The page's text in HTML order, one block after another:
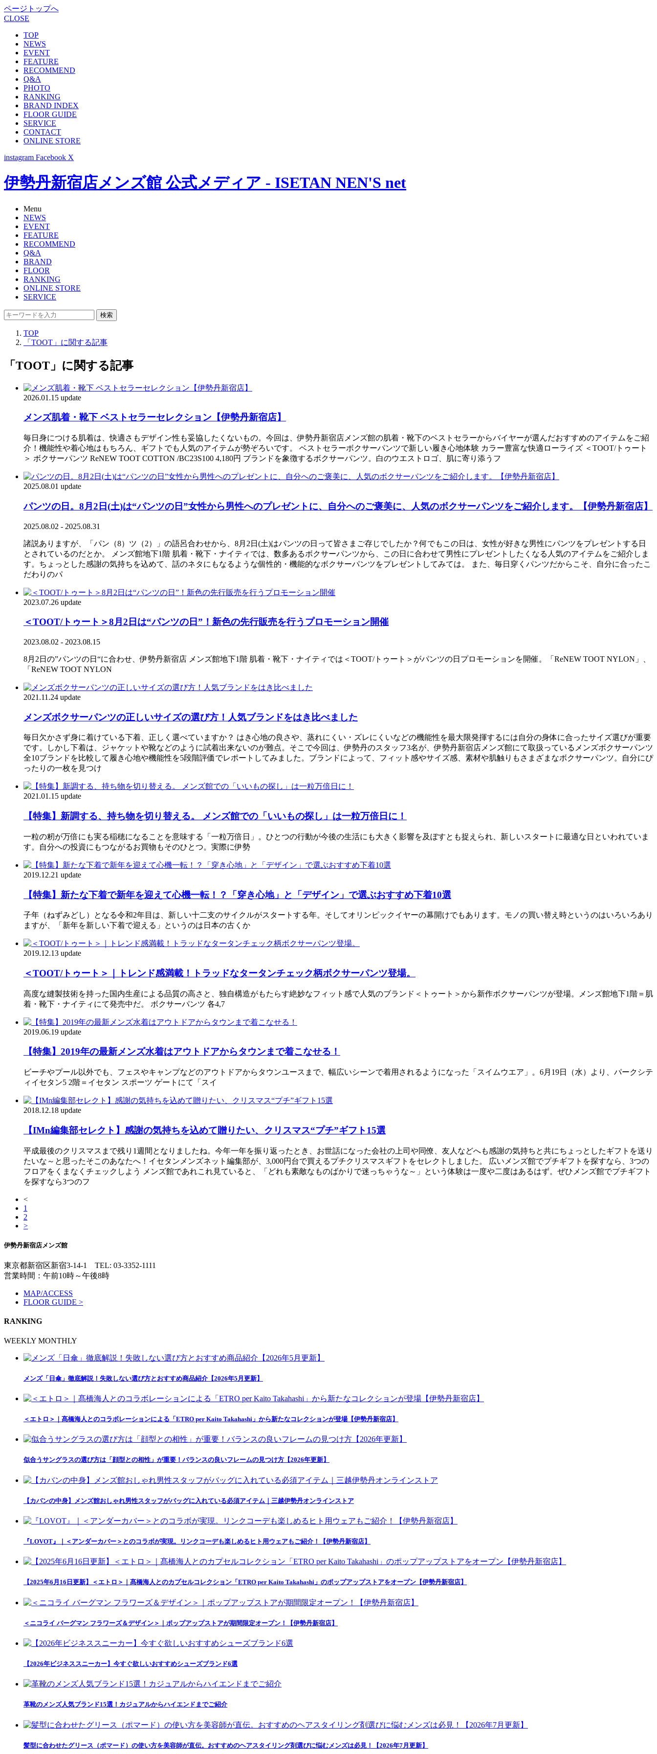
ページトップへ
CLOSE
TOP
NEWS
EVENT
FEATURE
RECOMMEND
Q&A
PHOTO
RANKING
BRAND INDEX
FLOOR GUIDE
SERVICE
CONTACT
ONLINE STORE
instagram Facebook X
伊勢丹新宿店メンズ館 公式メディア - ISETAN NEN'S net
Menu
NEWS
EVENT
FEATURE
RECOMMEND
Q&A
BRAND
FLOOR
RANKING
ONLINE STORE
SERVICE
検索
TOP
「TOOT」に関する記事
「TOOT」に関する記事
2026.01.15 update
メンズ肌着・靴下 ベストセラーセレクション【伊勢丹新宿店】
毎日身につける肌着は、快適さもデザイン性も妥協したくないもの。今回は、伊勢丹新宿店メンズ館の肌着・靴下のベストセラーからバイヤーが選んだおすすめのアイテムをご紹
介！機能性や着心地はもちろん、ギフトでも人気のアイテムが勢ぞろいです。 ベストセラーボクサーパンツで新しい履き心地体験 カラー豊富な快適ローライズ ＜TOOT/トゥート
＞ ボクサーパンツ ReNEW TOOT COTTON /BC23S100 4,180円 ブランドを象徴するボクサーパンツ。白のウエストロゴ、肌に寄り添うフ
2025.08.01 update
パンツの日。8月2日(土)は“パンツの日”女性から男性へのプレゼントに、自分へのご褒美に、人気のボクサーパンツをご紹介します。【伊勢丹新宿店】
2025.08.02 - 2025.08.31
諸説ありますが、「パン（8）ツ（2）」の語呂合わせから、8月2日(土)はパンツの日って皆さまご存じでしたか？何でもこの日は、女性が好きな男性にパンツをプレゼントする日
とされているのだとか。 メンズ館地下1階 肌着・靴下・ナイティでは、数多あるボクサーパンツから、この日に合わせて男性にプレゼントしたくなる人気のアイテムをご紹介しま
す。ちょっとした感謝の気持ちを込めて、話のネタにもなるような個性的・機能的なボクサーパンツをプレゼントしてみては。 また、毎日穿くパンツだからこそ、自分に合ったこ
だわりのパ
2023.07.26 update
＜TOOT/トゥート＞8月2日は“パンツの日”！新色の先行販売を行うプロモーション開催
2023.08.02 - 2023.08.15
8月2日の”パンツの日“に合わせ、伊勢丹新宿店 メンズ館地下1階 肌着・靴下・ナイティでは＜TOOT/トゥート＞がパンツの日プロモーションを開催。「ReNEW TOOT NYLON」、
「ReNEW TOOT NYLON
2021.11.24 update
メンズボクサーパンツの正しいサイズの選び方！人気ブランドをはき比べました
毎日欠かさず身に着けている下着、正しく選べていますか？ はき心地の良さや、蒸れにくい・ズレにくいなどの機能性を最大限発揮するには自分の身体に合ったサイズ選びが重要
です。しかし下着は、ジャケットや靴などのように試着出来ないのが難点。そこで今回は、伊勢丹のスタッフ3名が、伊勢丹新宿店メンズ館にて取扱っているメンズボクサーパンツ
全10ブランドを比較して履き心地や機能性を5段階評価でレポートしてみました。ブランドによって、フィット感やサイズ感、素材や肌触りもさまざまなボクサーパンツ。自分にぴ
ったりの一枚を見つけ
2021.01.15 update
【特集】新調する、持ち物を切り替える。 メンズ館での「いいもの探し」は一粒万倍日に！
一粒の籾が万倍にも実る稲穂になることを意味する「一粒万倍日」。ひとつの行動が今後の生活にも大きく影響を及ぼすとも捉えられ、新しいスタートに最適な日といわれていま
す。自分への投資にもつながるお買物もそのひとつ。実際に伊勢
2019.12.21 update
【特集】新たな下着で新年を迎えて心機一転！？「穿き心地」と「デザイン」で選ぶおすすめ下着10選
子年（ねずみどし）となる令和2年目は、新しい十二支のサイクルがスタートする年。そしてオリンピックイヤーの幕開けでもあります。モノの買い替え時というのはいろいろあり
ますが、「新年を新しい下着で迎える」というのは日本の古くか
2019.12.13 update
＜TOOT/トゥート＞｜トレンド感満載！トラッドなタータンチェック柄ボクサーパンツ登場。
高度な縫製技術を持った国内生産による品質の高さと、独自構造がもたらす絶妙なフィット感で人気のブランド＜トゥート＞から新作ボクサーパンツが登場。メンズ館地下1階＝肌
着・靴下・ナイティにて発売中だ。 ボクサーパンツ 各4,7
2019.06.19 update
【特集】2019年の最新メンズ水着はアウトドアからタウンまで着こなせる！
ビーチやプール以外でも、フェスやキャンプなどのアウトドアからタウンユースまで、幅広いシーンで着用されるようになった「スイムウエア」。6月19日（水）より、パークシテ
ィイセタン5 2階＝イセタン スポーツ ゲートにて「スイ
2018.12.18 update
【IMn編集部セレクト】感謝の気持ちを込めて贈りたい、クリスマス“プチ”ギフト15選
平成最後のクリスマスまで残り1週間となりましたね。今年一年を振り返ったとき、お世話になった会社の上司や同僚、友人などへも感謝の気持ちと共にちょっとしたギフトを送り
たいな～と思ったそこのあなたへ！イセタンメンズネット編集部が、3,000円台で買えるプチクリスマスギフトをセレクトしました。 広いメンズ館でプチギフトを探すなら、3つの
フロアをくまなくチェックしよう メンズ館であれこれ見ていると、「どれも素敵なものばかりで迷っちゃうな～」という体験は一度や二度はあるはず。ぜひメンズ館でプチギフト
を探すなら3つのフ
<
1
2
>
伊勢丹新宿店メンズ館
東京都新宿区新宿3-14-1 TEL: 03-3352-1111
営業時間：午前10時～午後8時
MAP/ACCESS
FLOOR GUIDE >
RANKING
WEEKLY MONTHLY
メンズ「日傘」徹底解説！失敗しない選び方とおすすめ商品紹介【2026年5月更新】
＜エトロ＞｜髙橋海人とのコラボレーションによる「ETRO per Kaito Takahashi」から新たなコレクションが登場【伊勢丹新宿店】
似合うサングラスの選び方は「顔型との相性」が重要！バランスの良いフレームの見つけ方【2026年更新】
【カバンの中身】メンズ館おしゃれ男性スタッフがバッグに入れている必須アイテム｜三越伊勢丹オンラインストア
『LOVOT』｜＜アンダーカバー＞とのコラボが実現。リンクコーデも楽しめるヒト用ウェアもご紹介！【伊勢丹新宿店】
【2025年6月16日更新】＜エトロ＞｜髙橋海人とのカプセルコレクション「ETRO per Kaito Takahashi」のポップアップストアをオープン【伊勢丹新宿店】
＜ニコライ バーグマン フラワーズ＆デザイン＞｜ポップアップストアが期間限定オープン！【伊勢丹新宿店】
【2026年ビジネススニーカー】今すぐ欲しいおすすめシューズブランド6選
革靴のメンズ人気ブランド15選！カジュアルからハイエンドまでご紹介
髪型に合わせたグリース（ポマード）の使い方を美容師が直伝。おすすめのヘアスタイリング剤選びに悩むメンズは必見！【2026年7月更新】